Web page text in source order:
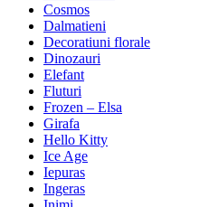
Cosmos
Dalmatieni
Decoratiuni florale
Dinozauri
Elefant
Fluturi
Frozen – Elsa
Girafa
Hello Kitty
Ice Age
Iepuras
Ingeras